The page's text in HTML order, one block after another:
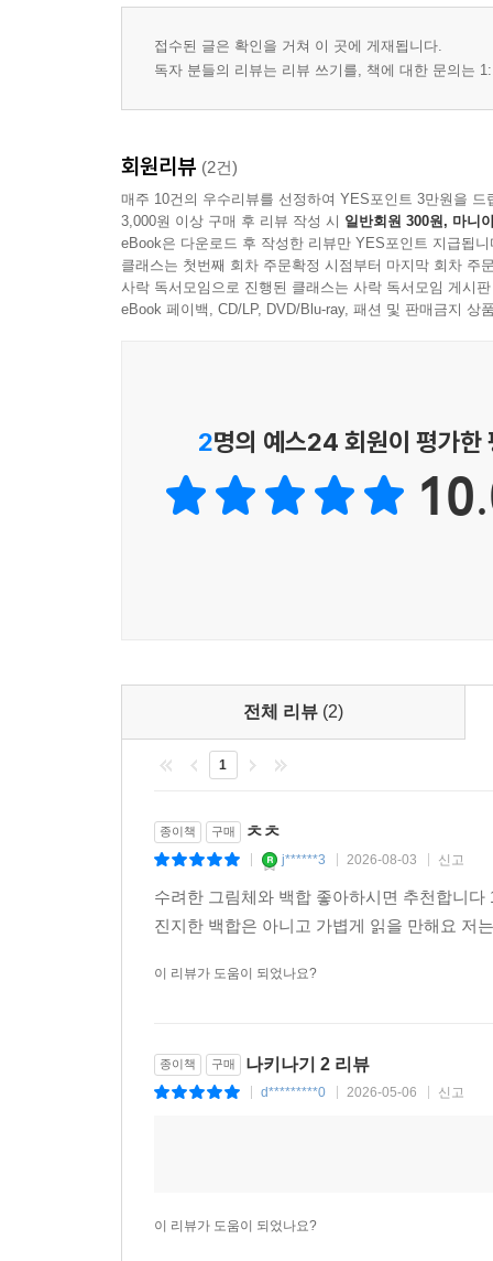
접수된 글은 확인을 거쳐 이 곳에 게재됩니다.
독자 분들의 리뷰는 리뷰 쓰기를, 책에 대한 문의는
회원리뷰 (2건)
매주 10건의 우수리뷰를 선정하여 YES포인트 3만원을 드
3,000원 이상 구매 후 리뷰 작성 시 일반회원 300원, 마니
eBook은 다운로드 후 작성한 리뷰만 YES포인트 지급됩니
클래스는 첫번째 회차 주문확정 시점부터 마지막 회차 주
사락 독서모임으로 진행된 클래스는 사락 독서모임 게시
eBook 페이백, CD/LP, DVD/Blu-ray, 패션 및 판매금지 상
2명의 예스24 회원이 평가한
전체 리뷰 (2)
1
종이책 구매 ㅊㅊ
j******3 2026-08-03 신고
수려한 그림체와 백합 좋아하시면 추천합니
진지한 백합은 아니고 가볍게 읽을 만해요 저
이 리뷰가 도움이 되었나요?
종이책 구매 나키나기 2 리뷰
d*********0 2026-05-06 신고
이 리뷰가 도움이 되었나요?